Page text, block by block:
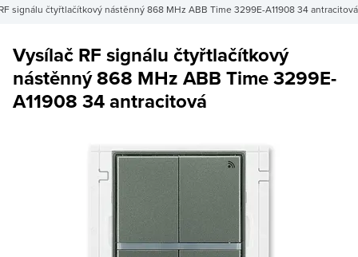
signálu čtyřtlačítkový nástěnný 868 MHz ABB Time 3299E-A11908 34 antracitová
Vysílač RF signálu čtyřtlačítkový
nástěnný 868 MHz ABB Time 3299E-
A11908 34 antracitová